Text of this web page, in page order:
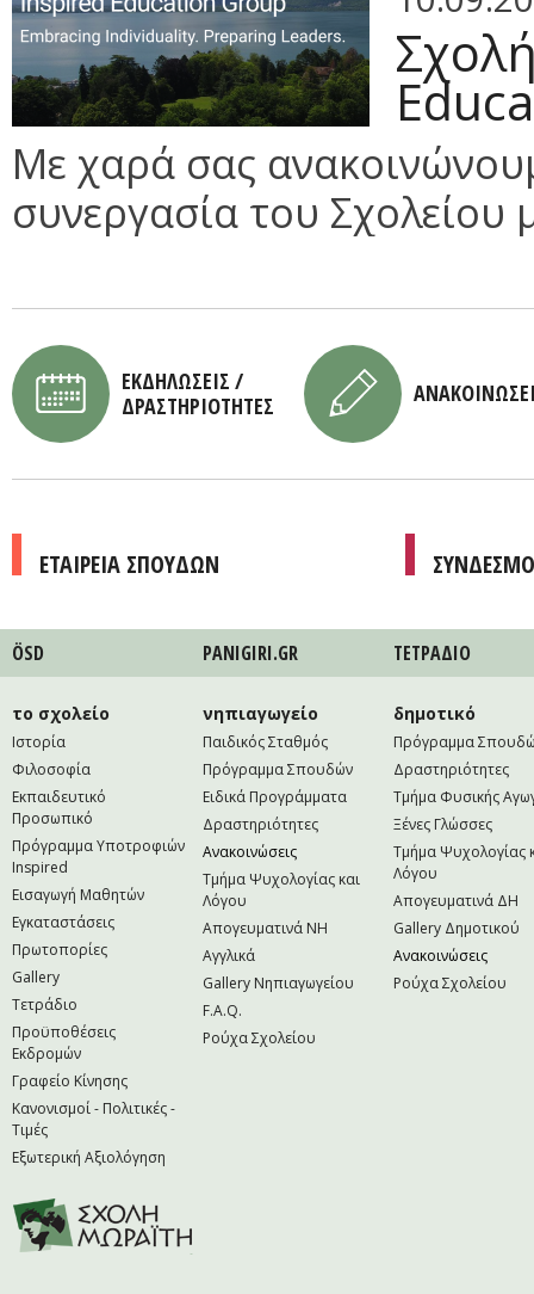
Με χαρά σας
συνεργασία του Σχολείου
ΕΚΔΗΛΩΣΕΙΣ /
ΔΡΑΣΤΗΡΙΟΤΗΤΕΣ
ΕΤΑΙΡΕΙΑ ΣΠΟΥΔΩΝ
ÖSD PANIGIRI.GR ΤΕΤΡAΔΙΟ
το σχολείο
Ιστορία
Φιλοσοφία
Εκπαιδευτικό
Προσωπικό
Πρόγραμμα Υποτροφιών
Inspired
Εισαγωγή Μαθητών
Εγκαταστάσεις
Πρωτοπορίες
Gallery
Τετράδιο
Προϋποθέσεις
Εκδρομών
Γραφείο Κίνησης
Κανονισμοί - Πολιτικές -
Τιμές
Εξωτερική Αξιολόγηση
νηπιαγωγείο
Παιδικός Σταθμός
Πρόγραμμα Σπουδών
Ειδικά Προγράμματα
Δραστηριότητες
Ανακοινώσεις
Τμήμα Ψυχολογίας και
Λόγου
Απογευματινά NH
Αγγλικά
Gallery Νηπιαγωγείου
F.A.Q.
Ρούχα Σχολείου
δημοτικό
Πρόγραμμα
Δραστηριότητες
Τμήμα Φυσικής
Ξένες Γλώσσες
Τμήμα Ψυχολογίας
Λόγου
Απογευματινά ΔΗ
Gallery Δημοτικού
Ανακοινώσεις
Ρούχα Σχολείου